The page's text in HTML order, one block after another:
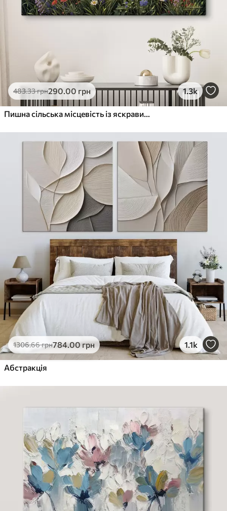
483.33грн290.00 грн 1.3k
Пишна сільська місцевість із яскравим лугом диких квітів, наповненим різнокольоровими квітами під хмарним небом
1306.66грн784.00грн 1.1k
Абстракція